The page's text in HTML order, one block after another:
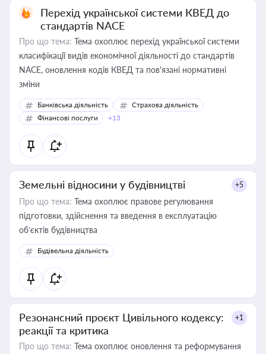
Перехід української системи КВЕД до
стандартів NACE
Про що тема: Тема охоплює перехід української системи
класифікації видів економічної діяльності до стандартів
NACE, оновлення кодів КВЕД та пов'язані нормативні
зміни
Банківська діяльність
Страхова діяльність
Фінансові послуги
+13
Земельні відносини у будівництві +5
Про що тема: Тема охоплює правове регулювання
підготовки, здійснення та введення в експлуатацію
об’єктів будівництва
Будівельна діяльність
Резонансний проєкт Цивільного кодексу:
реакції та критика
+1
Про що тема: Тема охоплює оновлення та реформування